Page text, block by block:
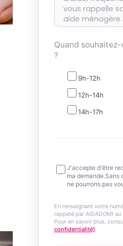
Quand
?
9h-12h
12h-14h
14h-17h
J'accepte d'être
ma demande.Sans
ne pourrons pas
En renseignant votre
rappelé par AIDADOMI
Pour en savoir plus,
confidentialité]